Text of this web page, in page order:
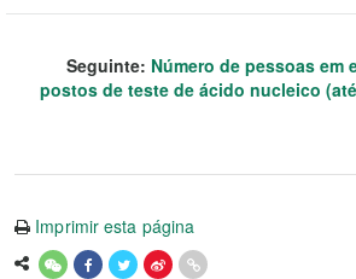
Seguinte: Número de pessoas em
postos de teste de ácido nucleico
Imprimir esta página